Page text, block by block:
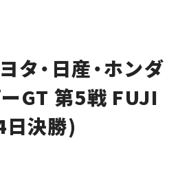
・日産・ホンダ
GT 第5戦 FUJI
日決勝)